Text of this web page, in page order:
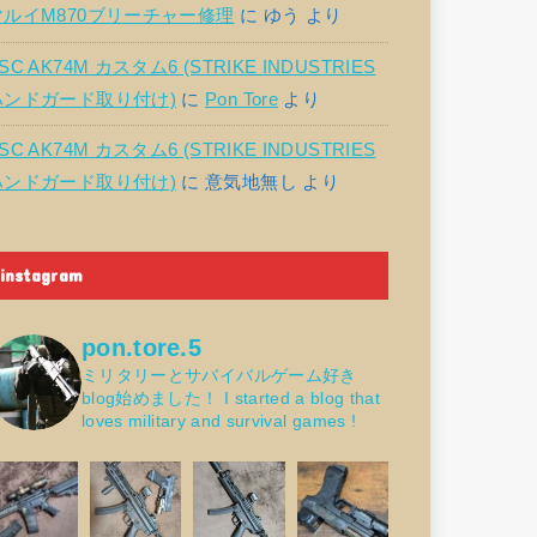
ルイM870ブリーチャー修理 に ゆう より
AK74M カスタム6 (STRIKE INDUSTRIES
ンドガード取り付け) に Pon Tore より
AK74M カスタム6 (STRIKE INDUSTRIES
ンドガード取り付け) に意気地無し より
instagram
pon.tore.5
ミリタリーとサバイバルゲーム好き
blog始めました！
I started a blog that
loves military and survival games !